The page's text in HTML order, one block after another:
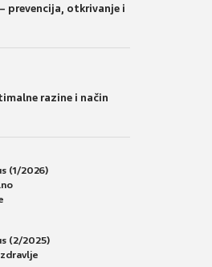
prevencija, otkrivanje i
razine i način
(1/2026)
(2/2025)